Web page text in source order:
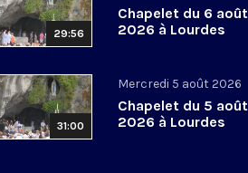
29:56
Chapelet du 6 août
2026 à Lourdes
31:00
Mercredi 5 août 2026
Chapelet du 5 août
2026 à Lourdes